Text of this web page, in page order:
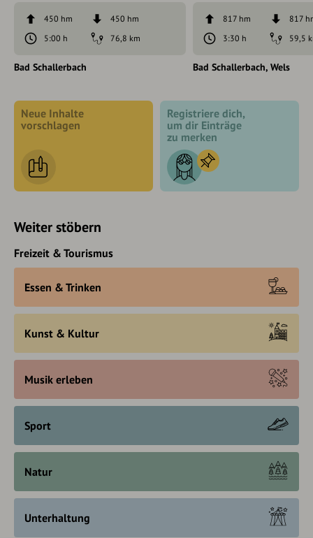
450 hm
450 hm
5:00 h
76,8 km
Bad Schallerbach
817 hm
817
3:30 h
59,5
Bad Schallerbach Wels
Neue Inhalte
vorschlagen
Registriere dich,
um dir Einträge
zu merken
Weiter stöbern
Freizeit & Tourismus
Essen & Trinken
Kunst & Kultur
Musik erleben
Sport
Natur
Unterhaltung